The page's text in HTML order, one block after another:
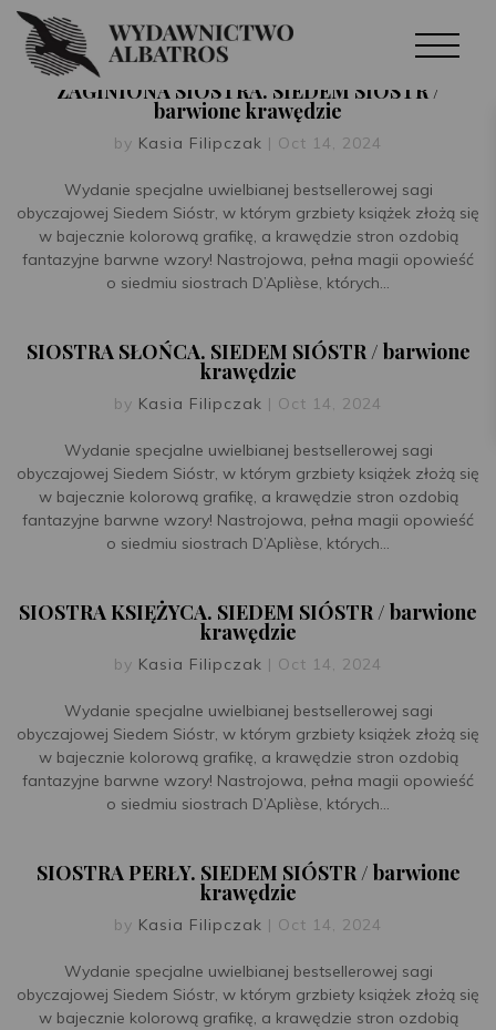
ZAGINIONA SIOSTRA. SIEDEM SIÓSTR /
barwione krawędzie
by Kasia Filipczak | Oct 14, 2024
Wydanie specjalne uwielbianej bestsellerowej sagi
obyczajowej Siedem Sióstr, w którym grzbiety książek złożą się
w bajecznie kolorową grafikę, a krawędzie stron ozdobią
fantazyjne barwne wzory! Nastrojowa, pełna magii opowieść
o siedmiu siostrach D’Aplièse, których...
SIOSTRA SŁOŃCA. SIEDEM SIÓSTR / barwione
krawędzie
by Kasia Filipczak | Oct 14, 2024
Wydanie specjalne uwielbianej bestsellerowej sagi
obyczajowej Siedem Sióstr, w którym grzbiety książek złożą się
w bajecznie kolorową grafikę, a krawędzie stron ozdobią
fantazyjne barwne wzory! Nastrojowa, pełna magii opowieść
o siedmiu siostrach D’Aplièse, których...
SIOSTRA KSIĘŻYCA. SIEDEM SIÓSTR / barwione
krawędzie
by Kasia Filipczak | Oct 14, 2024
Wydanie specjalne uwielbianej bestsellerowej sagi
obyczajowej Siedem Sióstr, w którym grzbiety książek złożą się
w bajecznie kolorową grafikę, a krawędzie stron ozdobią
fantazyjne barwne wzory! Nastrojowa, pełna magii opowieść
o siedmiu siostrach D’Aplièse, których...
SIOSTRA PERŁY. SIEDEM SIÓSTR / barwione
krawędzie
by Kasia Filipczak | Oct 14, 2024
Wydanie specjalne uwielbianej bestsellerowej sagi
obyczajowej Siedem Sióstr, w którym grzbiety książek złożą się
w bajecznie kolorową grafikę, a krawędzie stron ozdobią